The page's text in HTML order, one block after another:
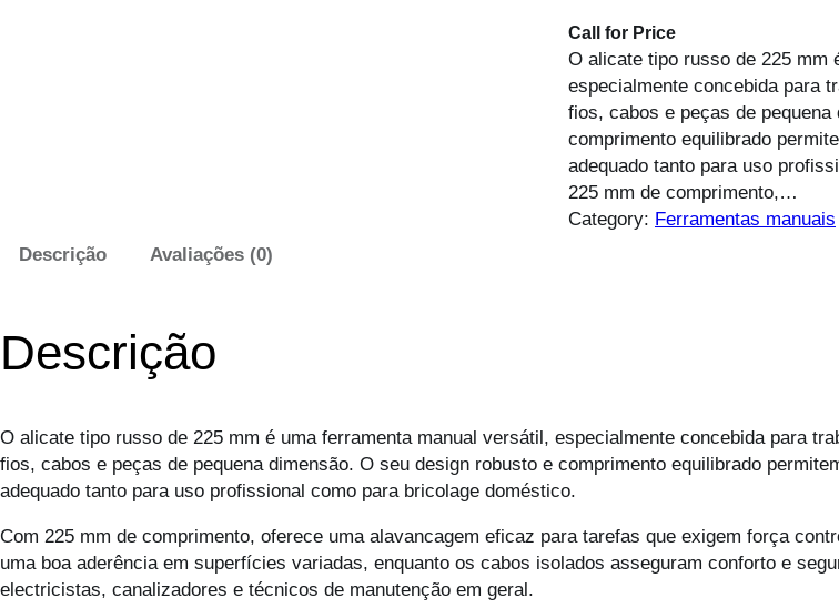
Call for Price
O alicate tipo russo de 225 mm
especialmente concebida para
fios, cabos e peças de
comprimento equilibrado
adequado tanto para uso
225 mm de comprimento,…
Category: Ferramentas manuais
Descrição
Avaliações (0)
Descrição
O alicate tipo russo de 225 mm é uma ferramenta manual versátil, especialmente concebida para
fios, cabos e peças de pequena dimensão. O seu design robusto e comprimento equilibrado
adequado tanto para uso profissional como para bricolage doméstico.
Com 225 mm de comprimento, oferece uma alavancagem eficaz para tarefas que exigem força
uma boa aderência em superfícies variadas, enquanto os cabos isolados asseguram conforto e
electricistas, canalizadores e técnicos de manutenção em geral.